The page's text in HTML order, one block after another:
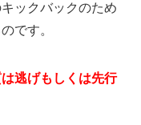
ックバックのため
です。
逃げもしくは先行